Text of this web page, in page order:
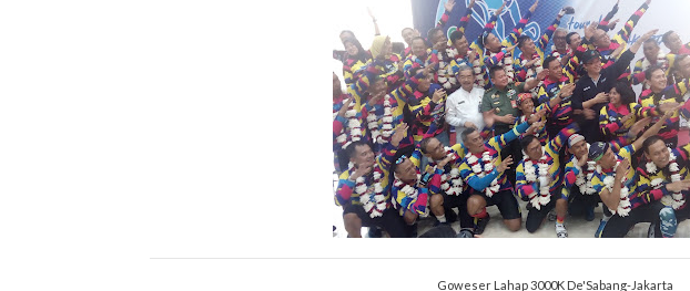
Goweser Lahap 3000K De'Sabang-Jakarta